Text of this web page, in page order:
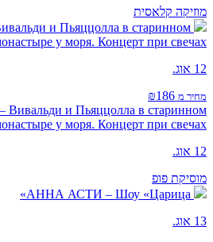
מוזיקה קלאסית
и Пьяццолла в старинном
у моря. Концерт при свечах
12 אוג.
מחיר מ
Вивальди и Пьяццолла в старинном
у моря. Концерт при свечах
12 אוג.
מוסיקת פופ
АННА АСТИ – Шоу «Царица»
13 אוג.